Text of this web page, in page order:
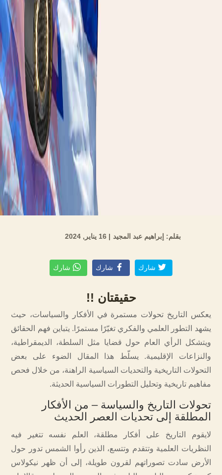
بقلم: إبراهيم عبد المجيد | 16 يناير, 2024
شارك شارك شارك
حقيقتان !!
يعكس التاريخ تحولات مستمرة في الأفكار والسياسات، حيث
يشهد التطور العلمي والفكري تغيّرًا مستمرًا. يتباين فهم الحقائق
ويتشكل الرأي العام حول قضايا مثل السلطة، الديمقراطية،
والنزاعات الإقليمية. يسلّط هذا المقال الضوء على بعض
التحولات التاريخية والتحديات السياسية الراهنة، من خلال فحص
مفاهيم تاريخية وتحليل التطورات السياسية الحديثة.
تحولات التاريخ والسياسة – من الأفكار
المطلقة إلى تحديات العصر الحديث
لايقوم التاريخ على أفكار مطلقة، العلم نفسه تتغير فيه
النظريات العلمية وتتقدم وتتسع، الذين رأوا الشمس تدور حول
الأرض سادت تصوراتهم لقرون طويلة، إلى أن ظهر نيكولاس